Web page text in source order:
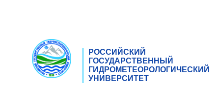
РОССИЙСКИЙ
ГОСУДАРСТВЕННЫЙ
ГИДРОМЕТЕОРОЛОГИЧЕСКИЙ
УНИВЕРСИТЕТ